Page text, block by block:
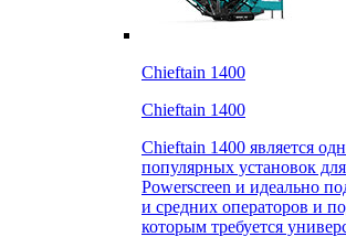
Chieftain 1400
Chieftain 1400
Chieftain 1400 является
популярных установок
Powerscreen и идеально
и средних операторов и
которым требуется